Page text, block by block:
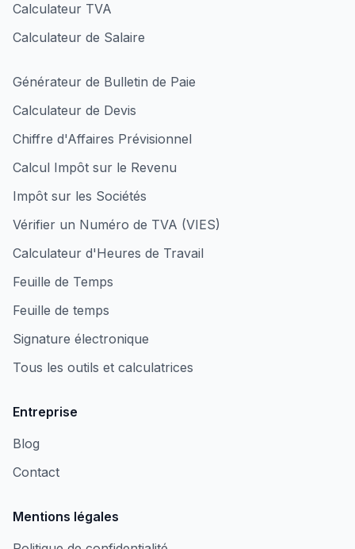
Calculateur TVA
Calculateur de Salaire
Générateur de Bulletin de Paie
Calculateur de Devis
Chiffre d'Affaires Prévisionnel
Calcul Impôt sur le Revenu
Impôt sur les Sociétés
Vérifier un Numéro de TVA (VIES)
Calculateur d'Heures de Travail
Feuille de Temps
Feuille de temps
Signature électronique
Tous les outils et calculatrices
Entreprise
Blog
Contact
Mentions légales